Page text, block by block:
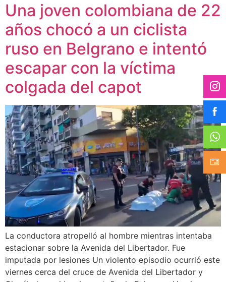
Una joven colombiana de 22
años chocó a un ciclista
ruso en Belgrano e intentó
escapar con la víctima
colgada del capot
La conductora atropelló al hombre mientras intentaba
estacionar sobre la Avenida del Libertador. Fue
imputada por lesiones Un violento episodio ocurrió este
viernes cerca del cruce de Avenida del Libertador y